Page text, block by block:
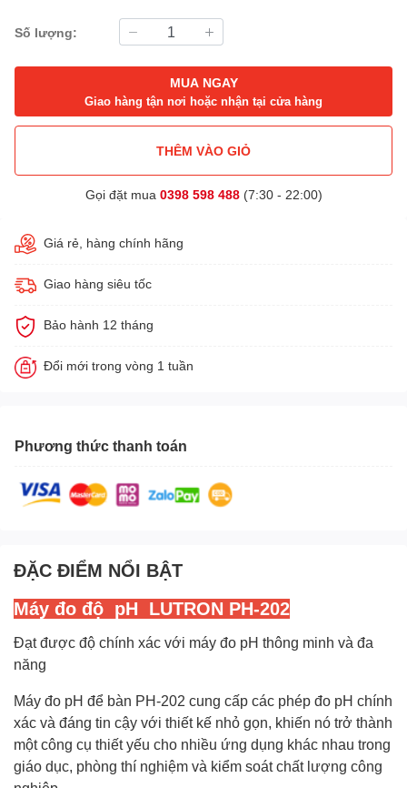
Số lượng:
MUA NGAY
Giao hàng tận nơi hoặc nhận tại cửa hàng
THÊM VÀO GIỎ
Gọi đặt mua 0398 598 488(7:30 - 22:00)
Giá rẻ, hàng chính hãng
Giao hàng siêu tốc
Bảo hành 12 tháng
Đổi mới trong vòng 1 tuần
Phương thức thanh toán
ĐẶC ĐIỂM NỔI BẬT
Máy đo độ pH LUTRON PH-202
Đạt được độ chính xác với máy đo pH thông minh và đa
năng
Máy đo pH để bàn PH-202 cung cấp các phép đo pH chính
xác và đáng tin cậy với thiết kế nhỏ gọn, khiến nó trở thành
một công cụ thiết yếu cho nhiều ứng dụng khác nhau trong
giáo dục, phòng thí nghiệm và kiểm soát chất lượng công